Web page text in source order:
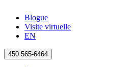
Blogue
Visite virtuelle
EN
450 565-6464